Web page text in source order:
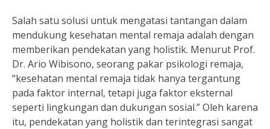
Salah satu solusi untuk mengatasi tantangan dalam
mendukung kesehatan mental remaja adalah dengan
memberikan pendekatan yang holistik. Menurut Prof.
Dr. Ario Wibisono, seorang pakar psikologi remaja,
“kesehatan mental remaja tidak hanya tergantung
pada faktor internal, tetapi juga faktor eksternal
seperti lingkungan dan dukungan sosial.” Oleh karena
itu, pendekatan yang holistik dan terintegrasi sangat